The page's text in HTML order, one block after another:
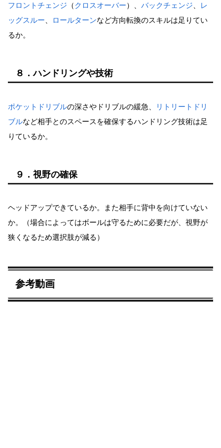
フロントチェンジ （ クロスオーバー）、 バックチェンジ
レ
ッグスルー
ロールターンなど方向転換のスキルは足りてい
るか。
８．ハンドリングや技術
ポケットドリブルの深さやドリブルの緩急、
リトリートドリ
ブルなど相手とのスペースを確保するハンドリング技術は足
りているか。
９．視野の確保
ヘッドアップできているか。また相手に背中を向けていない
か。（場合によってはボールは守るために必要だが、視野が
狭くなるため選択肢が減る）
参考動画